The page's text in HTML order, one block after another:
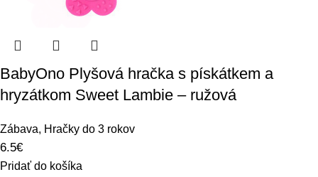
BabyOno Plyšová hračka s pískátkem a
hryzátkom Sweet Lambie – ružová
Zábava, Hračky do 3 rokov
6.5€
Pridať do košíka